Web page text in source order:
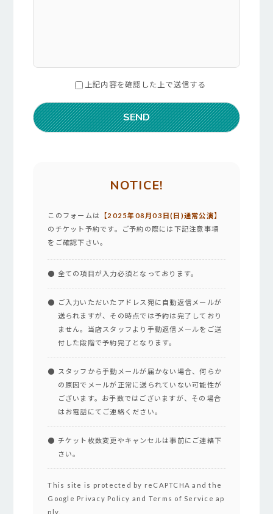
上記内容を確認した上で送信する
NOTICE!
このフォームは
【2025年08月03日(日)通常公演】
のチケット予約です。ご予約の際には下記注意事項
をご確認下さい。
全ての項目が入力必須となっております。
ご入力いただいたアドレス宛に自動返信メールが
送られますが、その時点では予約は完了しており
ません。当店スタッフより手動返信メールをご送
付した段階で予約完了となります。
スタッフから手動メールが届かない場合、何らか
の原因でメールが正常に送られていない可能性が
ございます。お手数ではございますが、その場合
はお電話にてご連絡ください。
チケット枚数変更やキャンセルは事前にご連絡下
さい。
This site is protected by reCAPTCHA and the
Google Privacy Policy and Terms of Service ap
ply.